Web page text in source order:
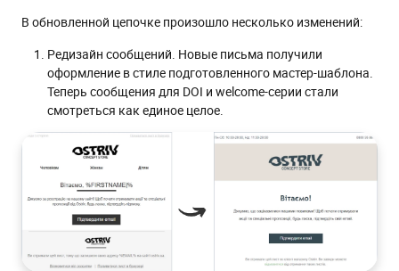
В обновленной цепочке произошло несколько изменений:
Редизайн сообщений. Новые письма получили
оформление в стиле подготовленного мастер-шаблона.
Теперь сообщения для DOI и welcome-серии стали
смотреться как единое целое.